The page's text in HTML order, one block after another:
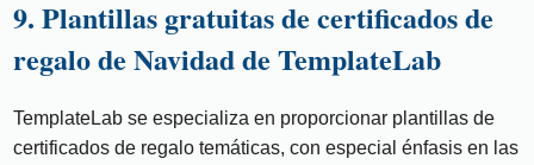
9. Plantillas gratuitas de certificados de
regalo de Navidad de TemplateLab
TemplateLab se especializa en proporcionar plantillas de
certificados de regalo temáticas, con especial énfasis en las